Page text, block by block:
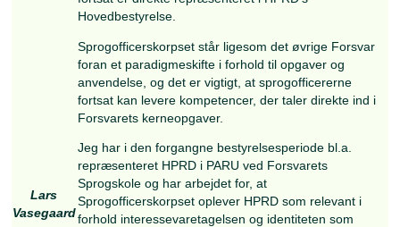
Civilt har jeg tidligere været ansat i psykiatrien,
ydernummer, og tilknyttet Forsvarets og Politiets
psykolognetværk.
Fagligt har jeg specialiseret mig i krise- og
beredskabsplanlægning, krisestyring og -
kommunikation. Jeg deltog i flere
vedr. fyrværkerikatastrofen i Seest, har deltaget
corona-ekspertpanel, og skrevet bogen